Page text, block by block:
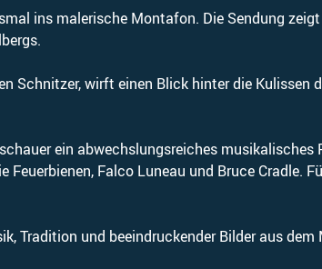
ins malerische Montafon. Die Sendung
Schnitzer, wirft einen Blick hinter die Kulissen
ein abwechslungsreiches
Falco Luneau und Bruce Cradle.
Tradition und beeindruckender Bilder aus